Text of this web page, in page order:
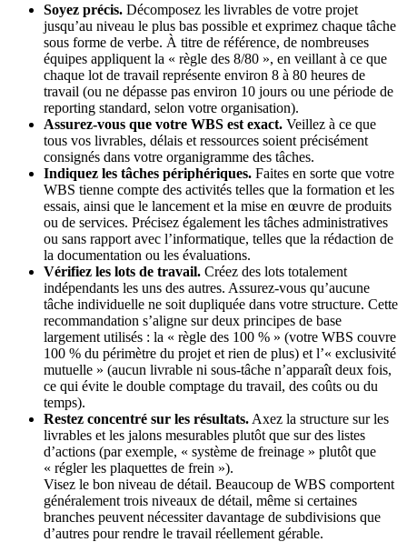
Soyez précis. Décomposez les livrables de votre projet
jusqu’au niveau le plus bas possible et exprimez chaque tâche
sous forme de verbe. À titre de référence, de nombreuses
équipes appliquent la « règle des 8/80 », en veillant à ce que
chaque lot de travail représente environ 8 à 80 heures de
travail (ou ne dépasse pas environ 10 jours ou une période de
reporting standard, selon votre organisation).
Assurez-vous que votre WBS est exact. Veillez à ce que
tous vos livrables, délais et ressources soient précisément
consignés dans votre organigramme des tâches.
Indiquez les tâches périphériques. Faites en sorte que votre
WBS tienne compte des activités telles que la formation et les
essais, ainsi que le lancement et la mise en œuvre de produits
ou de services. Précisez également les tâches administratives
ou sans rapport avec l’informatique, telles que la rédaction de
la documentation ou les évaluations.
Vérifiez les lots de travail. Créez des lots totalement
indépendants les uns des autres. Assurez-vous qu’aucune
tâche individuelle ne soit dupliquée dans votre structure. Cette
recommandation s’aligne sur deux principes de base
largement utilisés : la « règle des 100 % » (votre WBS couvre
100 % du périmètre du projet et rien de plus) et l’« exclusivité
mutuelle » (aucun livrable ni sous-tâche n’apparaît deux fois,
ce qui évite le double comptage du travail, des coûts ou du
temps).
Restez concentré sur les résultats. Axez la structure sur les
livrables et les jalons mesurables plutôt que sur des listes
d’actions (par exemple, « système de freinage » plutôt que
« régler les plaquettes de frein »).
Visez le bon niveau de détail. Beaucoup de WBS comportent
généralement trois niveaux de détail, même si certaines
branches peuvent nécessiter davantage de subdivisions que
d’autres pour rendre le travail réellement gérable.